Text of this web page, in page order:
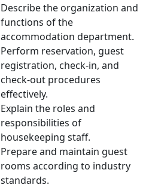
Describe the organization and
functions of the
accommodation department.
Perform reservation, guest
registration, check-in, and
check-out procedures
effectively.
Explain the roles and
responsibilities of
housekeeping staff.
Prepare and maintain guest
rooms according to industry
standards.